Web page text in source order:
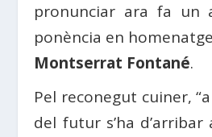
pronunciar ara fa un
ponència en
Montserrat Fontané.
Pel reconegut cuiner,
del futur s’ha